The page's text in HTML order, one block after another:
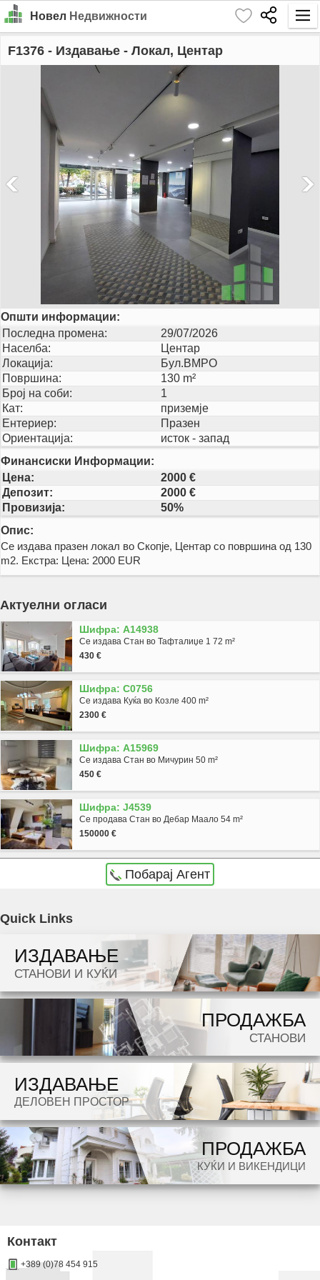
Новел Недвижности
Почетна
Продажба
MK
GO!
F1376 - Издавање - Локал, Центар
Општи информации:
Последна промена:
29/07/2026
Населба:
Центар
Локација:
Бул.ВМРО
Површина:
130 m²
Број на соби:
1
Кат:
приземје
Ентериер:
Празен
Ориентација:
исток - запад
Финансиски Информации:
Цена:
2000 €
Депозит:
2000 €
Провизија:
50%
Опис:
Се издава празен локал во Скопје, Центар со површина од 130
m2. Екстра: Цена: 2000 EUR
Актуелни огласи
Шифра: A14938
Се издава Стан во Тафталиџе 1 72 m²
430 €
Шифра: C0756
Се издава Куќа во Козле 400 m²
2300 €
Шифра: A15969
Се издава Стан во Мичурин 50 m²
450 €
Шифра: J4539
Се продава Стан во Дебар Маало 54 m²
150000 €
Побарај Агент
Dokolku barate stan, kuka, deloven prostor ova e vistinskoto mesto da ja zapocnete vasata
Quick Links
ИЗДАВАЊЕ
СТАНОВИ И КУЌИ
ПРОДАЖБА
СТАНОВИ
ИЗДАВАЊЕ
ДЕЛОВЕН ПРОСТОР
ПРОДАЖБА
КУЌИ И ВИКЕНДИЦИ
Контакт
+389 (0)78 454 915